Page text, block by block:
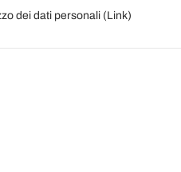
dei dati personali (Link)